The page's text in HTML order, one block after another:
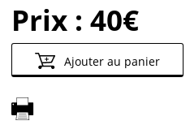
Prix : 40€
Ajouter au panier